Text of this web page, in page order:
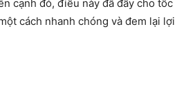
cạnh đó, điều này đã đẩy cho tốc
cách nhanh chóng và đem lại lợi